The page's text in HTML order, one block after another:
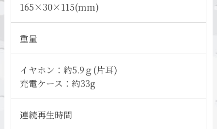
165×30×115(mm)
重量
イヤホン：約5.9ｇ(片耳)
充電ケース：約33g
連続再生時間